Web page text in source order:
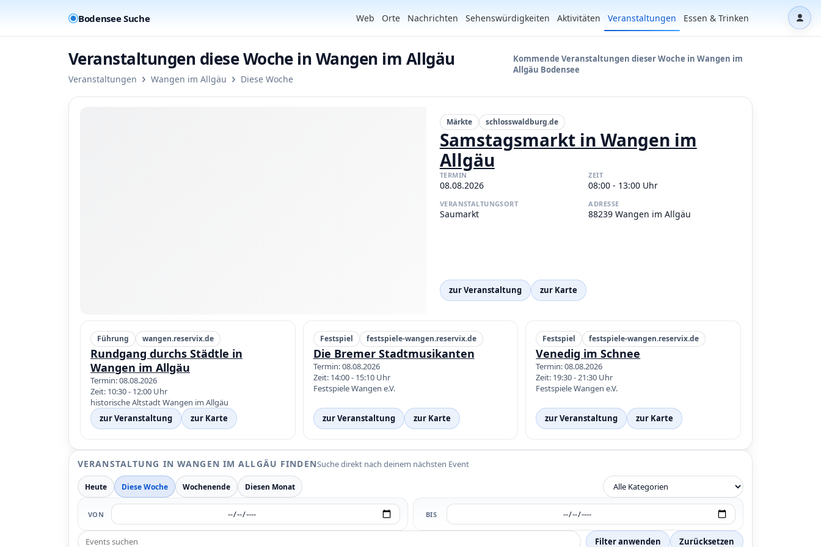
Bodensee Suche Web Orte Nachrichten Sehenswürdigkeiten Aktivitäten Veranstaltungen Essen & Trinken
Veranstaltungen diese Woche in Wangen im Allgäu
Veranstaltungen › Wangen im Allgäu › Diese Woche
Kommende Veranstaltungen dieser Woche in Wangen im
Allgäu Bodensee
Märkte schlosswaldburg.de
Samstagsmarkt in Wangen im
Allgäu
TERMIN
08.08.2026
ZEIT
08:00 - 13:00 Uhr
VERANSTALTUNGSORT
Saumarkt
ADRESSE
88239 Wangen im Allgäu
zur Veranstaltung zur Karte
Führung wangen.reservix.de
Rundgang durchs Städtle in
Wangen im Allgäu
Termin: 08.08.2026
Zeit: 10:30 - 12:00 Uhr
historische Altstadt Wangen im Allgäu
zur Veranstaltung
zur Karte
Festspiel festspiele-wangen.reservix.de
Die Bremer Stadtmusikanten
Termin: 08.08.2026
Zeit: 14:00 - 15:10 Uhr
Festspiele Wangen e.V.
zur Veranstaltung zur Karte
Festspiel festspiele-wangen.reservix.de
Venedig im Schnee
Termin: 08.08.2026
Zeit: 19:30 - 21:30 Uhr
Festspiele Wangen e.V.
zur Veranstaltung zur Karte
VERANSTALTUNG IN WANGEN IM ALLGÄU FINDENSuche direkt nach deinem nächsten Event
Heute Diese Woche Wochenende Diesen Monat
VON BIS
Filter anwenden Zurücksetzen